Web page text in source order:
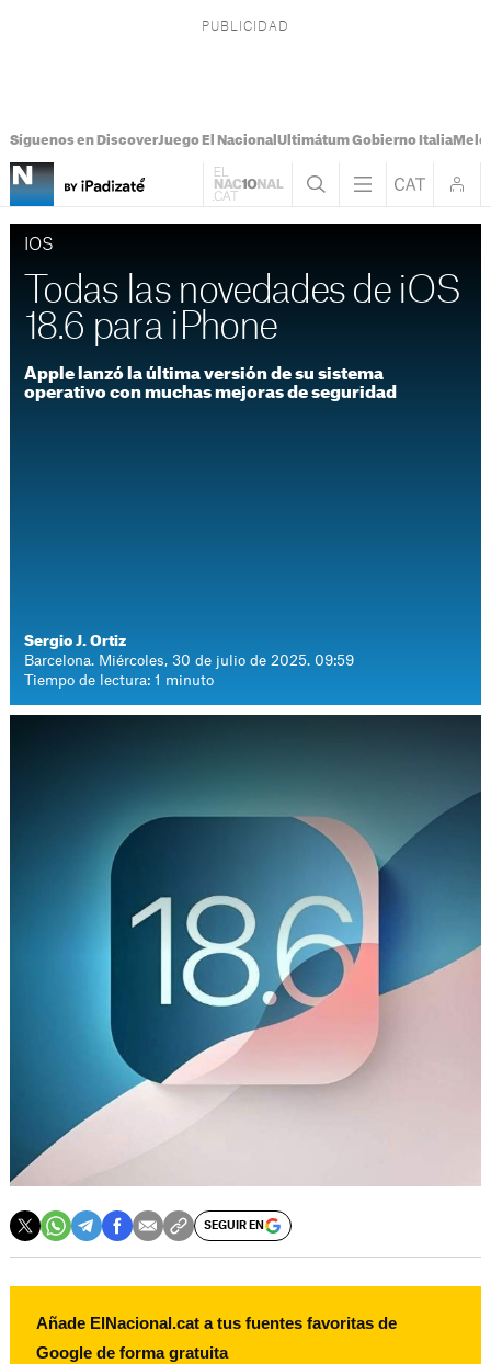
Síguenos en DiscoverJuego El Nacional Ultimátum Gobierno Italia
IOS
Todas las novedades de iOS
18.6 para iPhone
Apple lanzó la última versión de su sistema
operativo con muchas mejoras de seguridad
Sergio J. Ortiz
Barcelona. Miércoles, 30 de julio de 2025. 09:59
Tiempo de lectura: 1 minuto
SEGUIR EN
Añade ElNacional.cat a tus fuentes favoritas de
Google de forma gratuita